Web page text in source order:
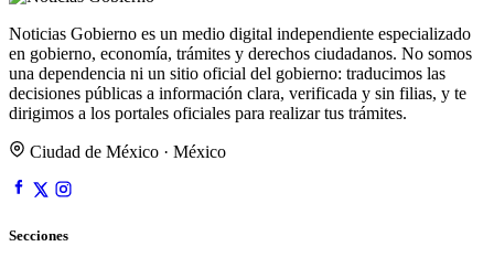
Noticias Gobierno es un medio digital independiente especializado
en gobierno, economía, trámites y derechos ciudadanos. No somos
una dependencia ni un sitio oficial del gobierno: traducimos las
decisiones públicas a información clara, verificada y sin filias, y te
dirigimos a los portales oficiales para realizar tus trámites.
Ciudad de México · México
Secciones